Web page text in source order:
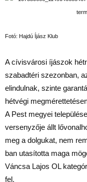
Fotó: Hajdú Íjász Klub
A cívisvárosi íjászok
szabadtéri szezonban,
elindulnak, szinte
hétvégi
A Pest megyei
versenyzője állt
meg a dolgukat, nem
ban utasította maga
Váncsa Lajos OL
fel.